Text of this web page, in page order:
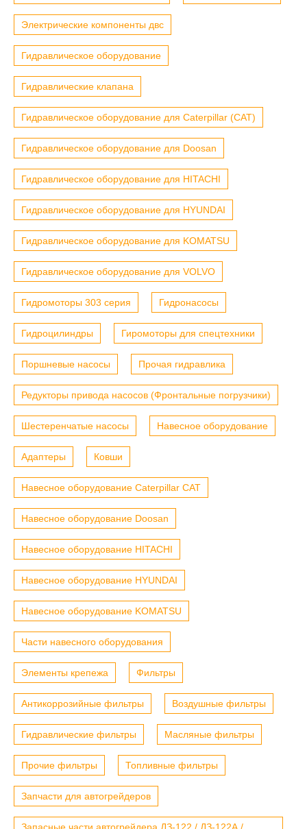
Электрические компоненты двс
Гидравлическое оборудование
Гидравлические клапана
Гидравлическое оборудование для Caterpillar (CAT)
Гидравлическое оборудование для Doosan
Гидравлическое оборудование для HITACHI
Гидравлическое оборудование для HYUNDAI
Гидравлическое оборудование для KOMATSU
Гидравлическое оборудование для VOLVO
Гидромоторы 303 серия Гидронасосы
Гидроцилиндры Гиромоторы для спецтехники
Поршневые насосы Прочая гидравлика
Редукторы привода насосов (Фронтальные погрузчики)
Шестеренчатые насосы Навесное оборудование
Адаптеры Ковши
Навесное оборудование Caterpillar CAT
Навесное оборудование Doosan
Навесное оборудование HITACHI
Навесное оборудование HYUNDAI
Навесное оборудование KOMATSU
Части навесного оборудования
Элементы крепежа Фильтры
Антикоррозийные фильтры Воздушные фильтры
Гидравлические фильтры Масляные фильтры
Прочие фильтры Топливные фильтры
Запчасти для автогрейдеров
Запасные части автогрейдера ДЗ-122 / ДЗ-122А /